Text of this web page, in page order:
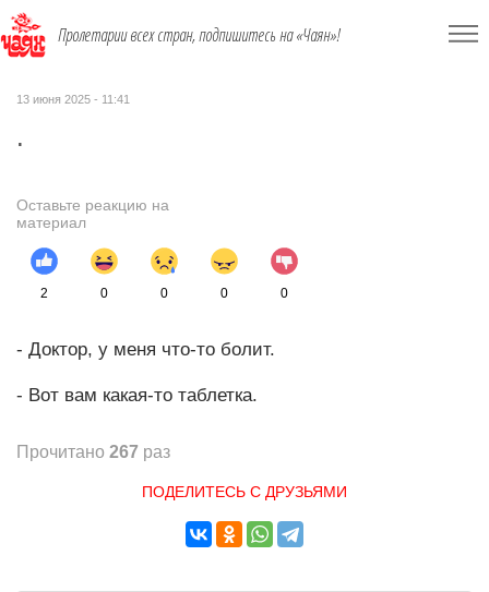
Пролетарии всех стран, подпишитесь на «Чаян»!
13 июня 2025 - 11:41
.
Оставьте реакцию на
материал
2 0 0 0 0
- Доктор, у меня что-то болит.
- Вот вам какая-то таблетка.
Прочитано 267 раз
ПОДЕЛИТЕСЬ С ДРУЗЬЯМИ